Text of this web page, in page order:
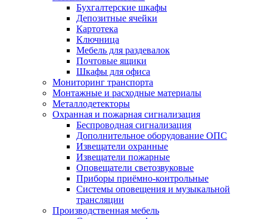
Бухгалтерские шкафы
Депозитные ячейки
Картотека
Ключница
Мебель для раздевалок
Почтовые ящики
Шкафы для офиса
Мониторинг транспорта
Монтажные и расходные материалы
Металлодетекторы
Охранная и пожарная сигнализация
Беспроводная сигнализация
Дополнительное оборудование ОПС
Извещатели охранные
Извещатели пожарные
Оповещатели светозвуковые
Приборы приёмно-контрольные
Системы оповещения и музыкальной
трансляции
Производственная мебель